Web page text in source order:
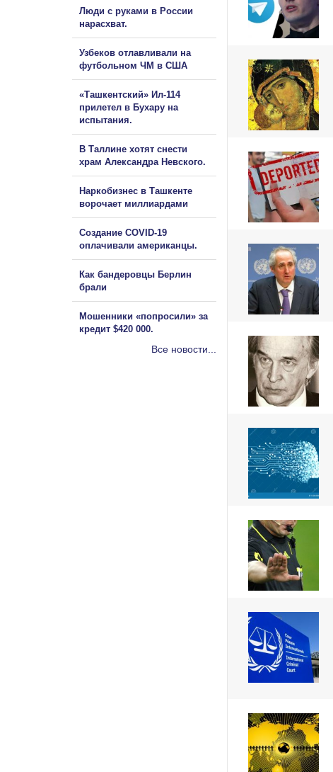
Люди с руками в России
нарасхват.
Узбеков отлавливали на
футбольном ЧМ в США
«Ташкентский» Ил-114
прилетел в Бухару на
испытания.
В Таллине хотят снести
храм Александра Невского.
Наркобизнес в Ташкенте
ворочает миллиардами
Создание COVID-19
оплачивали американцы.
Как бандеровцы Берлин
брали
Мошенники «попросили» за
кредит $420 000.
Все новости...